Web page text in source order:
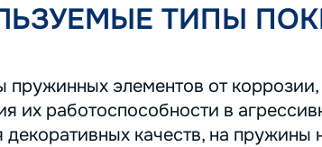
ТИПЫ
пружинных элементов от коррозии,
их работоспособности в
декоративных качеств, на пружины